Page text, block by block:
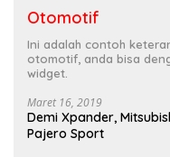
Otomotif
Ini adalah contoh
otomotif, anda bisa
widget.
Maret 16, 2019
Demi Xpander,
Pajero Sport